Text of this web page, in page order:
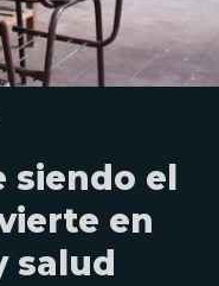
siendo el
en
salud